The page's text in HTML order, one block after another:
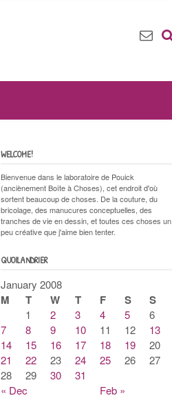
WELCOME!
Bienvenue dans le laboratoire de Pouick
(anciènement Boîte à Choses), cet endroit d'où
sortent beaucoup de choses. De la couture, du
bricolage, des manucures conceptuelles, des
tranches de vie en dessin, et toutes ces choses un
peu créative que j'aime bien tenter.
QUOILANDRIER
January 2008
M T W T F S S
« Dec Feb »
1 2 3 4 5
6
7
8 9 10 11 12
13
14
15 16 17 18 19
20
21
22 23 24 25 26
27
28
29 30 31